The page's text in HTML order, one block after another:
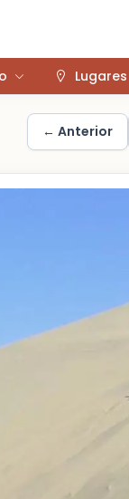
Lugares
← Anterior